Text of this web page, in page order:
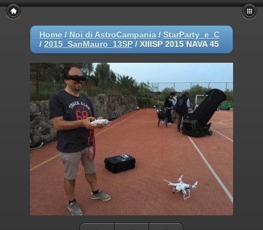
Home / Noi di AstroCampania / StarParty_e_C
/ 2015_SanMauro_13SP / XIIISP 2015 NAVA 45